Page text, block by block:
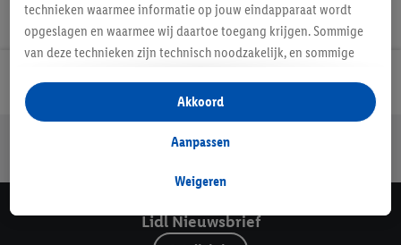
Lidl Nieuwsbrief
Jouw voordelen bij ons als Lidl webshop klant
Lidl Nieuwsbrief
technieken waarmee informatie op jouw eindapparaat wordt
opgeslagen en waarmee wij daartoe toegang krijgen. Sommige
van deze technieken zijn technisch noodzakelijk, en sommige
opslaan van voorkeursinstellingen, het verzamelen en
analyseren van statistieken of voor het tonen van
gepersonaliseerde reclame binnen en buiten de Lidl-diensten.
gegevens over jouw aankoopgedrag in de winkel ook voor de
Als je hier toestemming geeft aan ons voor het personaliseren
Weigeren
Aanpassen
Akkoord